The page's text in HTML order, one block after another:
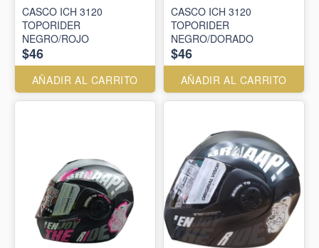
CASCO ICH 3120
TOPORIDER
NEGRO/ROJO
$46
AÑADIR AL CARRITO
CASCO ICH 3120
TOPORIDER
NEGRO/DORADO
$46
AÑADIR AL CARRITO